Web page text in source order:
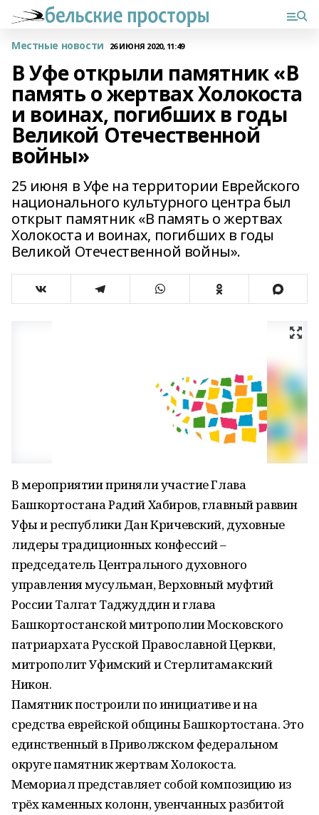
Местные новости 26 ИЮНЯ 2020, 11:49
В Уфе открыли памятник «В
память о жертвах Холокоста
и воинах, погибших в годы
Великой Отечественной
войны»
25 июня в Уфе на территории Еврейского
национального культурного центра был
открыт памятник «В память о жертвах
Холокоста и воинах, погибших в годы
Великой Отечественной войны».
В мероприятии приняли участие Глава
Башкортостана Радий Хабиров, главный раввин
Уфы и республики Дан Кричевский, духовные
лидеры традиционных конфессий –
председатель Центрального духовного
управления мусульман, Верховный муфтий
России Талгат Таджуддин и глава
Башкортостанской митрополии Московского
патриархата Русской Православной Церкви,
митрополит Уфимский и Стерлитамакский
Никон.
Памятник построили по инициативе и на
средства еврейской общины Башкортостана. Это
единственный в Приволжском федеральном
округе памятник жертвам Холокоста.
Мемориал представляет собой композицию из
трёх каменных колонн, увенчанных разбитой